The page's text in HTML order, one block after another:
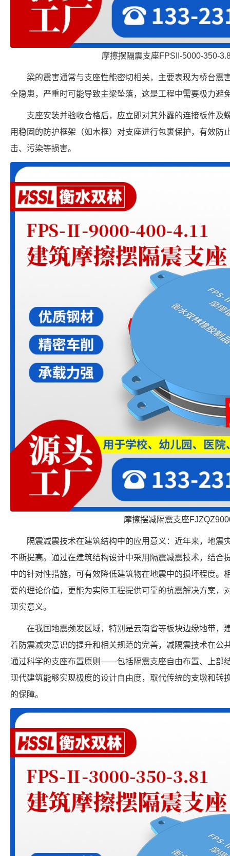
摩擦摆隔震支座FPSII-5000-350-
梁的震害通常与支座性能密切相关，主要表现为桥台震
全隐患，严重时可能导致主梁坠落，这是工程中需要极力避
支座安装并验收合格后，应立即对其外露的连接板件及
用稳固的防护框架（如木框）对支座进行包裹保护，有效防
击、污染等损害。
摩擦摆减隔震支座
隔震减震技术在建筑结构中的应用意义：近年来，地震
不断提高。通过在建筑结构设计中采用隔震减震技术，结合
中的针对性措施，可有效降低建筑物在地震中的损坏程度。
要的理论价值，更能为实际工程提供可靠的抗震解决方案，
现实意义。
在我国地震频发区域，特别是云南省等板块边缘地带，
着防震减灾意识的提升和相关规范的完善，减隔震技术在公
通过科学的支座布置原则——包括隔震支座自由布置、上
现代建筑能够实现极度的设计自由度，取代传统的支墩和转
的保障。